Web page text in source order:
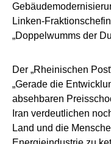
Linken-
„Doppelwumms der
Der „Rheinischen
„Gerade die
absehbaren
Iran verdeutlichen
Land und die